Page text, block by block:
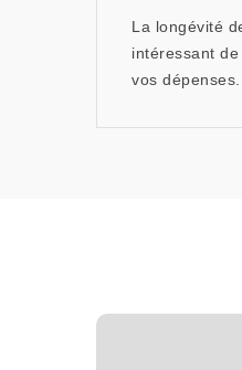
La longévité
intéressant
vos